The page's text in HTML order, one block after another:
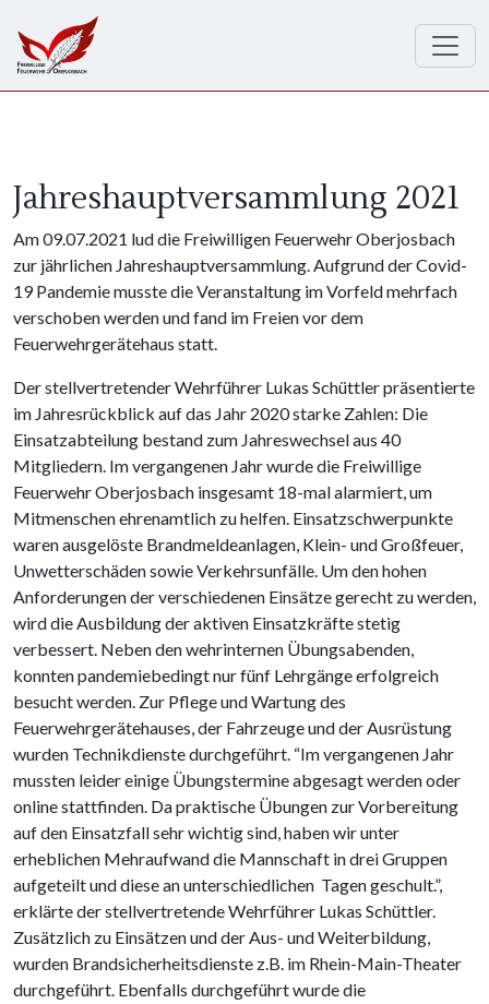
Jahreshauptversammlung 2021
Am 09.07.2021 lud die Freiwilligen Feuerwehr Oberjosbach
zur jährlichen Jahreshauptversammlung. Aufgrund der Covid-
19 Pandemie musste die Veranstaltung im Vorfeld mehrfach
verschoben werden und fand im Freien vor dem
Feuerwehrgerätehaus statt.
Der stellvertretender Wehrführer Lukas Schüttler präsentierte
im Jahresrückblick auf das Jahr 2020 starke Zahlen: Die
Einsatzabteilung bestand zum Jahreswechsel aus 40
Mitgliedern. Im vergangenen Jahr wurde die Freiwillige
Feuerwehr Oberjosbach insgesamt 18-mal alarmiert, um
Mitmenschen ehrenamtlich zu helfen. Einsatzschwerpunkte
waren ausgelöste Brandmeldeanlagen, Klein- und Großfeuer,
Unwetterschäden sowie Verkehrsunfälle. Um den hohen
Anforderungen der verschiedenen Einsätze gerecht zu werden,
wird die Ausbildung der aktiven Einsatzkräfte stetig
verbessert. Neben den wehrinternen Übungsabenden,
konnten pandemiebedingt nur fünf Lehrgänge erfolgreich
besucht werden. Zur Pflege und Wartung des
Feuerwehrgerätehauses, der Fahrzeuge und der Ausrüstung
wurden Technikdienste durchgeführt. “Im vergangenen Jahr
mussten leider einige Übungstermine abgesagt werden oder
online stattfinden. Da praktische Übungen zur Vorbereitung
auf den Einsatzfall sehr wichtig sind, haben wir unter
erheblichen Mehraufwand die Mannschaft in drei Gruppen
aufgeteilt und diese an unterschiedlichen Tagen geschult.”,
erklärte der stellvertretende Wehrführer Lukas Schüttler.
Zusätzlich zu Einsätzen und der Aus- und Weiterbildung,
wurden Brandsicherheitsdienste z.B. im Rhein-Main-Theater
durchgeführt. Ebenfalls durchgeführt wurde die